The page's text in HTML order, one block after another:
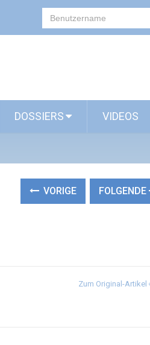
DOSSIERS VIDEOS
VORIGE FOLGENDE
Zum Original-Artikel